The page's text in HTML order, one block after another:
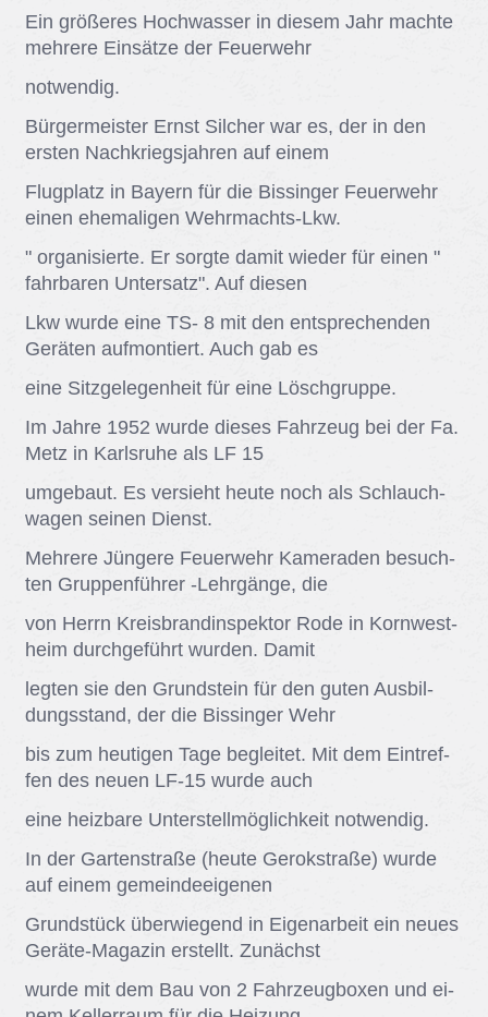
Ein grö­ße­res Hoch­was­ser in die­sem Jahr mach­te
meh­re­re Ein­sät­ze der Feu­er­wehr
not­wen­dig.
Bür­ger­meis­ter Ernst Sil­cher war es, der in den
ers­ten Nach­kriegs­jah­ren auf ei­nem
Flug­platz in Bay­ern für die Bis­sin­ger Feu­er­wehr
ei­nen ehe­ma­li­gen Wehr­machts-Lkw.
" or­ga­ni­sier­te. Er sorg­te da­mit wie­der für ei­nen "
fahr­ba­ren Un­ter­satz". Auf die­sen
Lkw wur­de eine TS- 8 mit den ent­spre­chen­den
Ge­rä­ten auf­mon­tiert. Auch gab es
eine Sitz­ge­le­gen­heit für eine Lösch­grup­pe.
Im Jah­re 1952 wur­de die­ses Fahr­zeug bei der Fa.
Metz in Karls­ru­he als LF 15
um­ge­baut. Es ver­sieht heu­te noch als Schlauch­
wa­gen sei­nen Dienst.
Meh­re­re Jün­ge­re Feu­er­wehr Ka­me­ra­den be­such­
ten Grup­pen­füh­rer -Lehr­gän­ge, die
von Herrn Kreis­brand­in­spek­tor Rode in Korn­west­
heim durch­ge­führt wur­den. Da­mit
leg­ten sie den Grund­stein für den gu­ten Aus­bil­
dungs­stand, der die Bis­sin­ger Wehr
bis zum heu­ti­gen Tage be­glei­tet. Mit dem Ein­tref­
fen des neu­en LF-15 wur­de auch
eine heiz­ba­re Un­ter­stell­mög­lich­keit not­wen­dig.
In der Gar­ten­stra­ße (heu­te Ge­rok­stra­ße) wur­de
auf ei­nem ge­mein­de­ei­ge­nen
Grund­stück über­wie­gend in Ei­gen­ar­beit ein neu­es
Ge­rä­te-Ma­ga­zin er­stellt. Zu­nächst
wur­de mit dem Bau von 2 Fahr­zeug­bo­xen und ei­